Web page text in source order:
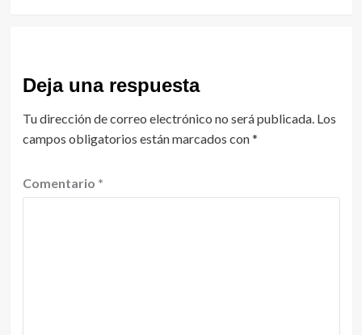
Deja una respuesta
Tu dirección de correo electrónico no será publicada. Los
campos obligatorios están marcados con*
Comentario *